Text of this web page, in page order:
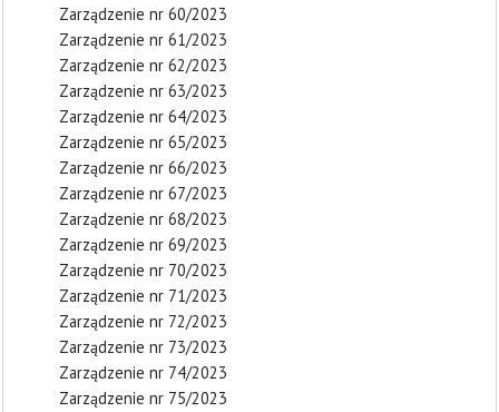
Zarządzenie nr 60/2023
Zarządzenie nr 61/2023
Zarządzenie nr 62/2023
Zarządzenie nr 63/2023
Zarządzenie nr 64/2023
Zarządzenie nr 65/2023
Zarządzenie nr 66/2023
Zarządzenie nr 67/2023
Zarządzenie nr 68/2023
Zarządzenie nr 69/2023
Zarządzenie nr 70/2023
Zarządzenie nr 71/2023
Zarządzenie nr 72/2023
Zarządzenie nr 73/2023
Zarządzenie nr 74/2023
Zarządzenie nr 75/2023